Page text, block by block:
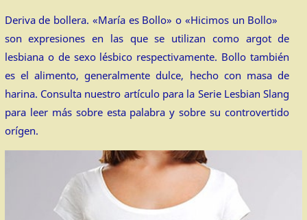
Deriva de bollera. «María es Bollo» o «Hicimos un Bollo»
son expresiones en las que se utilizan como argot de
lesbiana o de sexo lésbico respectivamente. Bollo también
es el alimento, generalmente dulce, hecho con masa de
harina. Consulta nuestro artículo para la Serie Lesbian Slang
para leer más sobre esta palabra y sobre su controvertido
orígen.